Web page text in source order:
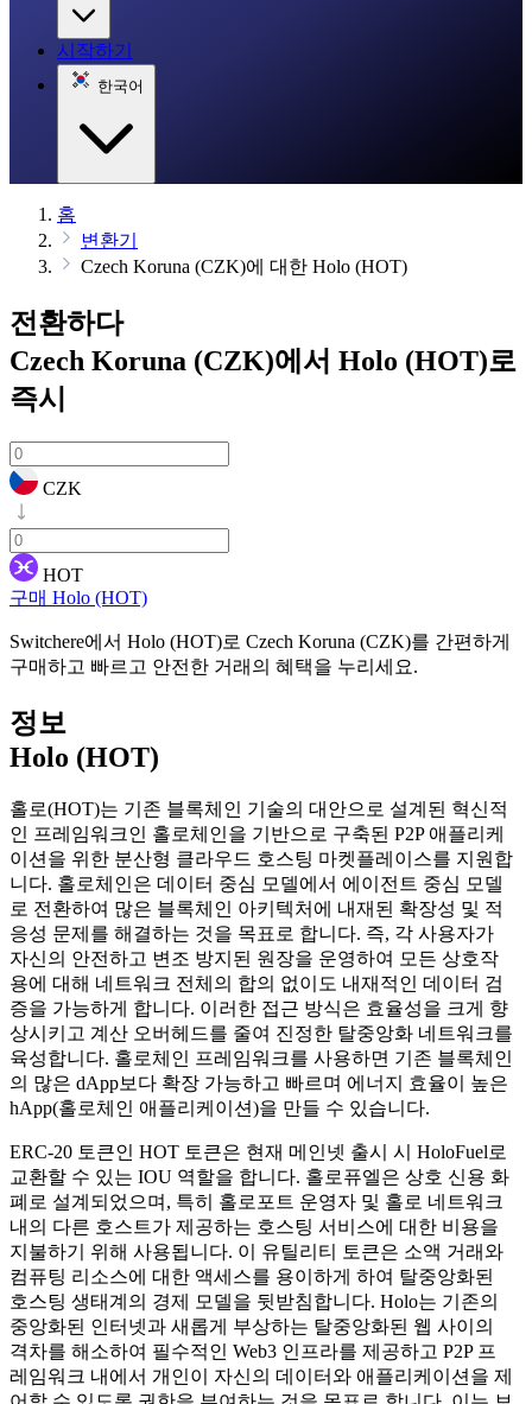
시작하기
한국어
홈
변환기
Czech Koruna (CZK)에 대한 Holo (HOT)
전환하다
Czech Koruna (CZK)에서 Holo (HOT)로
즉시
CZK
HOT
구매 Holo (HOT)
Switchere에서 Holo (HOT)로 Czech Koruna (CZK)를 간편하게
구매하고 빠르고 안전한 거래의 혜택을 누리세요.
정보
Holo (HOT)
홀로(HOT)는 기존 블록체인 기술의 대안으로 설계된 혁신적
인 프레임워크인 홀로체인을 기반으로 구축된 P2P 애플리케
이션을 위한 분산형 클라우드 호스팅 마켓플레이스를 지원합
니다. 홀로체인은 데이터 중심 모델에서 에이전트 중심 모델
로 전환하여 많은 블록체인 아키텍처에 내재된 확장성 및 적
응성 문제를 해결하는 것을 목표로 합니다. 즉, 각 사용자가
자신의 안전하고 변조 방지된 원장을 운영하여 모든 상호작
용에 대해 네트워크 전체의 합의 없이도 내재적인 데이터 검
증을 가능하게 합니다. 이러한 접근 방식은 효율성을 크게 향
상시키고 계산 오버헤드를 줄여 진정한 탈중앙화 네트워크를
육성합니다. 홀로체인 프레임워크를 사용하면 기존 블록체인
의 많은 dApp보다 확장 가능하고 빠르며 에너지 효율이 높은
hApp(홀로체인 애플리케이션)을 만들 수 있습니다.
ERC-20 토큰인 HOT 토큰은 현재 메인넷 출시 시 HoloFuel로
교환할 수 있는 IOU 역할을 합니다. 홀로퓨엘은 상호 신용 화
폐로 설계되었으며, 특히 홀로포트 운영자 및 홀로 네트워크
내의 다른 호스트가 제공하는 호스팅 서비스에 대한 비용을
지불하기 위해 사용됩니다. 이 유틸리티 토큰은 소액 거래와
컴퓨팅 리소스에 대한 액세스를 용이하게 하여 탈중앙화된
호스팅 생태계의 경제 모델을 뒷받침합니다. Holo는 기존의
중앙화된 인터넷과 새롭게 부상하는 탈중앙화된 웹 사이의
격차를 해소하여 필수적인 Web3 인프라를 제공하고 P2P 프
레임워크 내에서 개인이 자신의 데이터와 애플리케이션을 제